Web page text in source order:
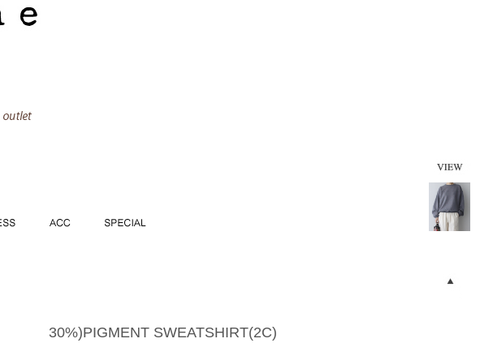
30%)PIGMENT SWEATSHIRT(2C)